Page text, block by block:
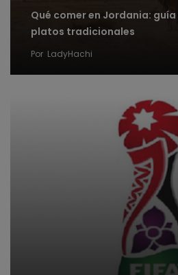
Qué comer en Jordania:
platos tradicionales
Por LadyHachi